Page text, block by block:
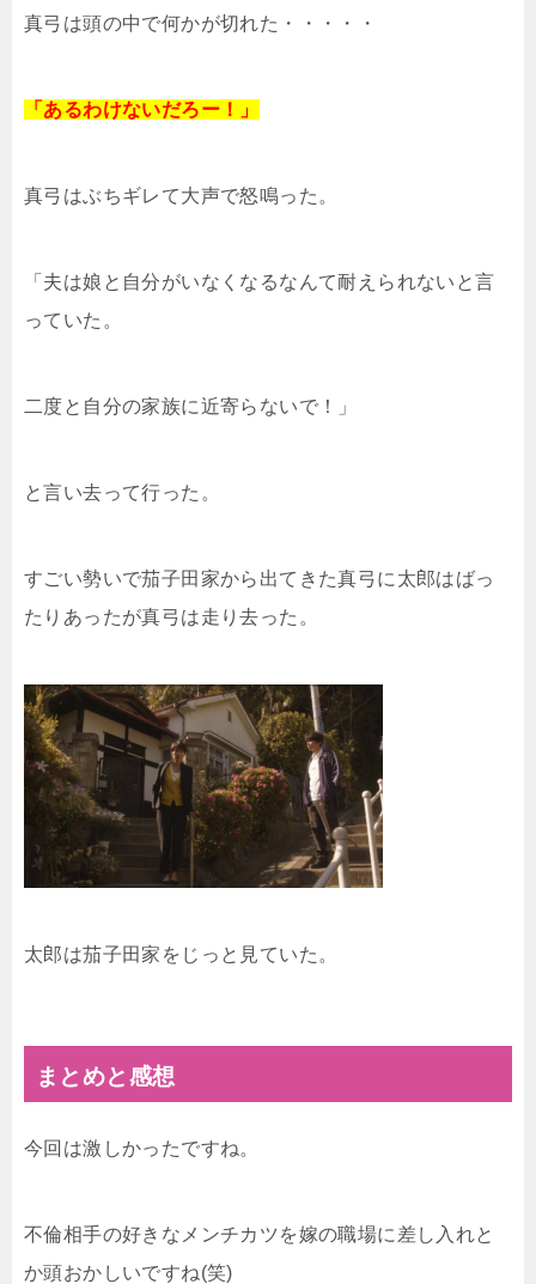
真弓は頭の中で何かが切れた・・・・・
「あるわけないだろー！」
真弓はぶちギレて大声で怒鳴った。
「夫は娘と自分がいなくなるなんて耐えられないと言
っていた。
二度と自分の家族に近寄らないで！」
と言い去って行った。
すごい勢いで茄子田家から出てきた真弓に太郎はばっ
たりあったが真弓は走り去った。
太郎は茄子田家をじっと見ていた。
まとめと感想
今回は激しかったですね。
不倫相手の好きなメンチカツを嫁の職場に差し入れと
か頭おかしいですね(笑)